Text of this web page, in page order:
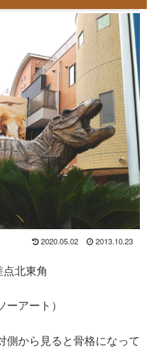
2020.05.02 2013.10.23
北東角
アート）
側から見ると骨格になって